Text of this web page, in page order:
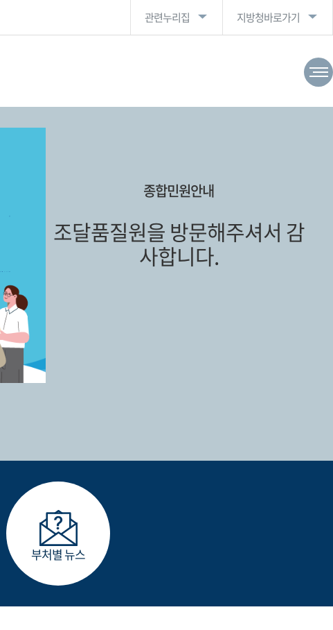
관련누리집 지방청바로가기
종합민원안내
조달품질원을 방문해주셔서 감
사합니다.
부처별 뉴스